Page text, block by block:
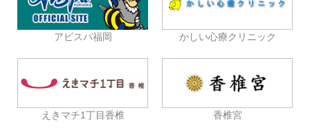
アビスパ福岡 かしい心療クリニック
えきマチ1丁目香椎 香椎宮